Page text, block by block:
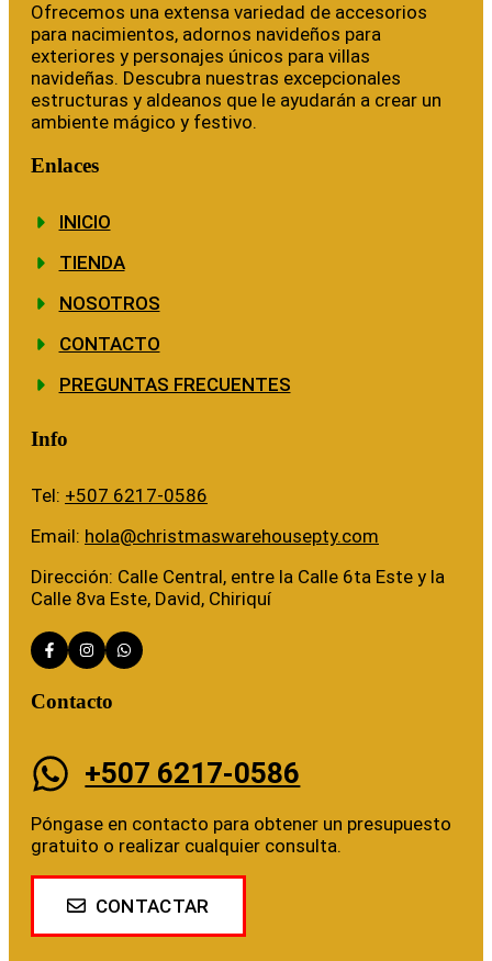
Ofrecemos una extensa variedad de accesorios
para nacimientos, adornos navideños para
exteriores y personajes únicos para villas
navideñas. Descubra nuestras excepcionales
estructuras y aldeanos que le ayudarán a crear un
ambiente mágico y festivo.
Enlaces
INICIO
TIENDA
NOSOTROS
CONTACTO
PREGUNTAS FRECUENTES
Info
Tel: +507 6217-0586
Email: hola@christmaswarehousepty.com
Dirección: Calle Central, entre la Calle 6ta Este y la
Calle 8va Este, David, Chiriquí
Contacto
+507 6217-0586
Póngase en contacto para obtener un presupuesto
gratuito o realizar cualquier consulta.
CONTACTAR